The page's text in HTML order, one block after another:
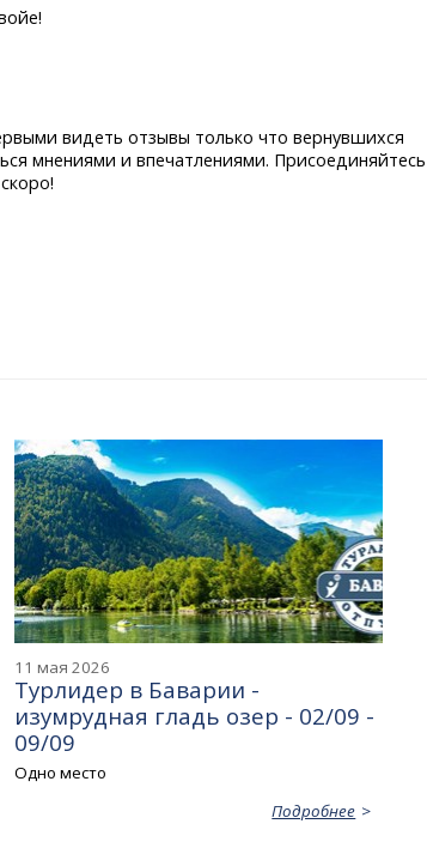
видеть отзывы только что вернувшихся
мнениями и впечатлениями. Присоединяйтесь
11 мая 2026
Турлидер в Баварии -
изумрудная гладь озер - 02/09 -
09/09
Одно место
Подробнее